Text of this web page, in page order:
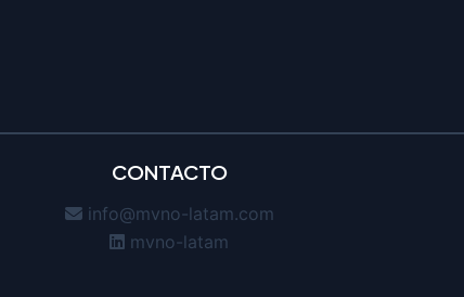
CONTACTO
info@mvno-latam.com
mvno-latam